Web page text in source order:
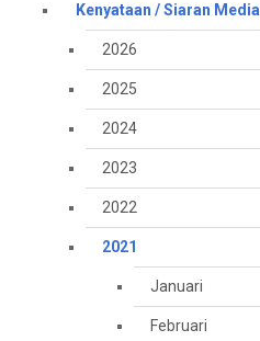
Kenyataan / Siaran Media
2026
2025
2024
2023
2022
2021
Januari
Februari